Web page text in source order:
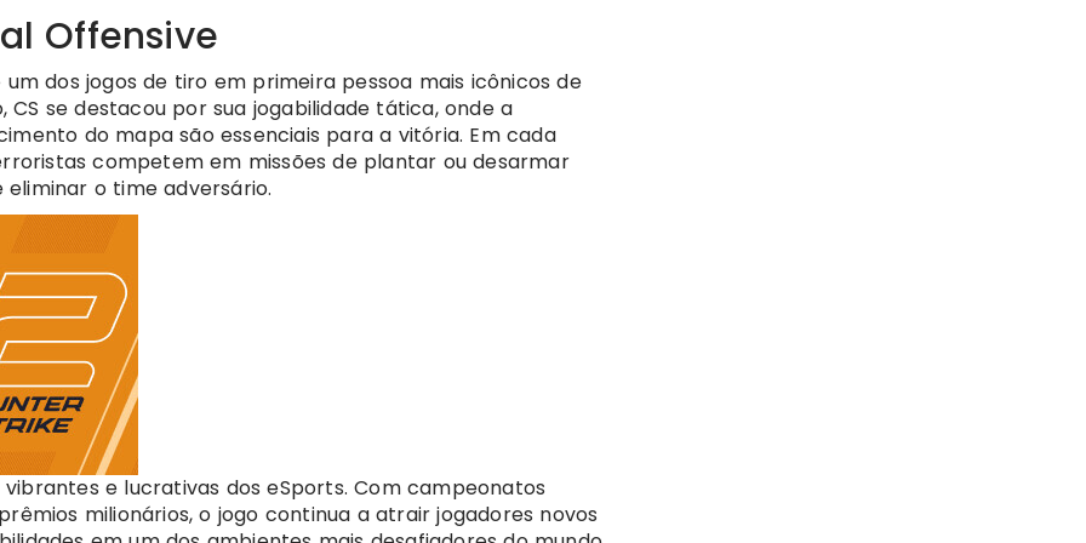
Offensive
dos jogos de tiro em primeira pessoa mais icônicos de
se destacou por sua jogabilidade tática, onde a
do mapa são essenciais para a vitória. Em cada
competem em missões de plantar ou desarmar
o time adversário.
e lucrativas dos eSports. Com campeonatos
milionários, o jogo continua a atrair jogadores novos